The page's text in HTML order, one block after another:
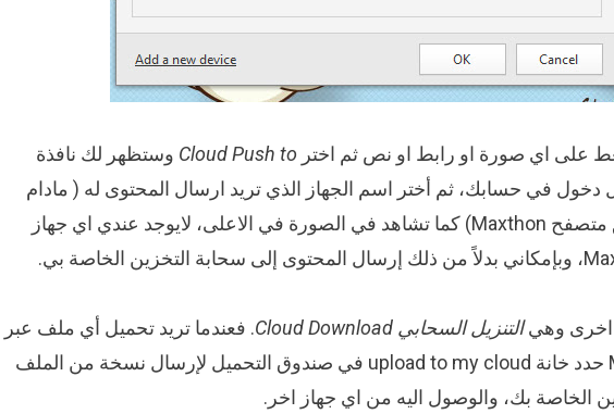
على اي صورة او رابط او نص ثم اختر Cloud Push to وستظهر لك نافذة
في حسابك، ثم أختر اسم الجهاز الذي تريد ارسال المحتوى له ( مادام
متصل عن طريق متصفح Maxthon) كما تشاهد في الصورة في الاعلى، لايوجد عندي اي جهاز
وبإمكاني بدلاً من ذلك إرسال المحتوى إلى سحابة التخزين الخاصة بي.
اخرى وهيالتنزيل السحابي Cloud Download
. فعندما تريد تحميل أي ملف عبر
متصفح Maxthon حدد خانة upload to my cloud في صندوق التحميل لإرسال نسخة من الملف
الخاصة بك، والوصول اليه من اي جهاز اخر.